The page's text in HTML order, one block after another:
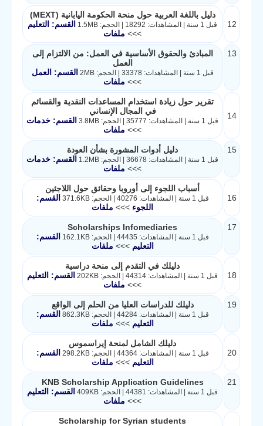
12
دليل باللغة العربية حول منحة الحكومة اليابانية (MEXT)
قبل 1 سنة | المشاهدات: 18292 | الحجم: 1.5MB
القسم: التعليم
>>> ملفات
13
المبادئ والحقوق الأساسية في العمل: من الالتزام إلى
العمل
قبل 1 سنة | المشاهدات: 33378 | الحجم: 2MB
القسم: العمل
>>> ملفات
14
تقرير حول زيادة استخدام المساعدات النقدية والقسائم
في المجال الإنساني
قبل 1 سنة | المشاهدات: 35777 | الحجم: 3.8MB
القسم: خدمات
>>> ملفات
15 ​دليل أدوات المشورة بشأن العودة​
قبل 1 سنة | المشاهدات: 36678 | الحجم: 1.2MB
القسم: خدمات
>>> ملفات
16
أسباب اللجوء إلى أوروبا وحقائق حول اللاجئين
قبل 1 سنة | المشاهدات: 40276 | الحجم: 371.6KB
القسم:
اللجوء >>> ملفات
17
Scholarships Infomediaries
قبل 1 سنة | المشاهدات: 44435 | الحجم: 162.1KB
القسم:
التعليم>>> ملفات
18
دليلك في التقدم إلى منحة دراسية
قبل 1 سنة | المشاهدات: 44314 | الحجم: 202KB
القسم: التعليم
>>> ملفات
19 دليلك للدراسات العليا من الحلم إلى الواقع
قبل 1 سنة | المشاهدات: 44284 | الحجم: 862.3KB
القسم:
التعليم>>> ملفات
20
دليلك الشامل لمنحة إيراسموس
قبل 1 سنة | المشاهدات: 44364 | الحجم: 298.2KB
القسم:
التعليم>>> ملفات
21
KNB Scholarship Application Guidelines
قبل 1 سنة | المشاهدات: 44381 | الحجم: 409KB
القسم: التعليم
>>> ملفات
Scholarship for Syrian students